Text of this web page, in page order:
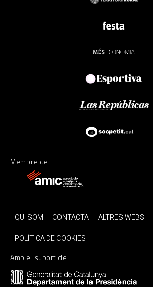
Membre de:
QUI SOM CONTACTA ALTRES WEBS
POLÍTICA DE COOKIES
Amb el suport de